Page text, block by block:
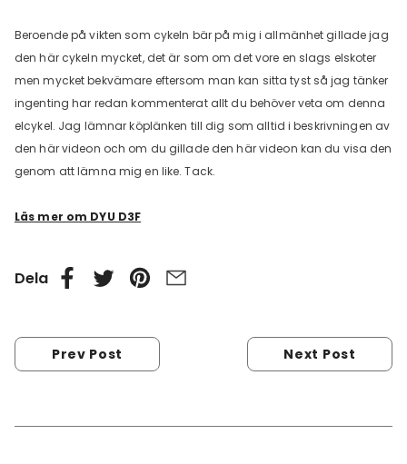
Beroende på vikten som cykeln bär på mig i allmänhet gillade jag
den här cykeln mycket, det är som om det vore en slags elskoter
men mycket bekvämare eftersom man kan sitta tyst så jag tänker
ingenting har redan kommenterat allt du behöver veta om denna
elcykel. Jag lämnar köplänken till dig som alltid i beskrivningen av
den här videon och om du gillade den här videon kan du visa den
genom att lämna mig en like. Tack.
Läs mer om DYU D3F
Dela
Prev Post Next Post